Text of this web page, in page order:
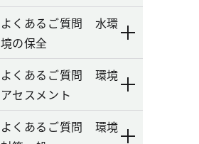
よくあるご質問 水環
境の保全
よくあるご質問 環境
アセスメント
よくあるご質問 環境